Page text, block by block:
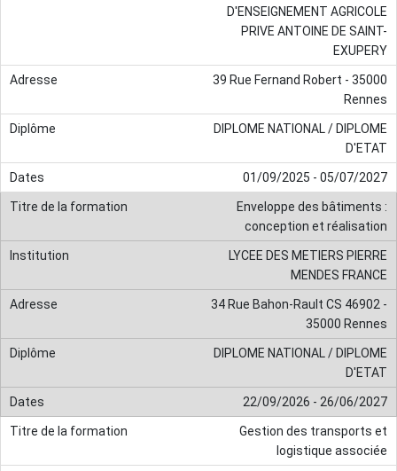
D'ENSEIGNEMENT AGRICOLE
PRIVE ANTOINE DE SAINT-
EXUPERY
39 Rue Fernand Robert - 35000
Rennes
DIPLOME NATIONAL / DIPLOME
D'ETAT
01/09/2025 - 05/07/2027
Enveloppe des bâtiments :
conception et réalisation
LYCEE DES METIERS PIERRE
MENDES FRANCE
34 Rue Bahon-Rault CS 46902 -
35000 Rennes
DIPLOME NATIONAL / DIPLOME
D'ETAT
22/09/2026 - 26/06/2027
Gestion des transports et
logistique associée